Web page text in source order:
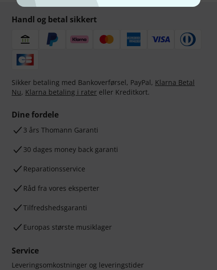
Handl og betal sikkert
Sikker betaling med Bankoverførsel, PayPal, Klarna Betal
Nu, Klarna betaling i rater eller Kreditkort.
Dine fordele
3 års Thomann Garanti
30 dages money back garanti
Reparationsservice
Råd fra vores eksperter
Tilfredshedsgaranti
Europas største musiklager
Service
Leveringsomkostninger og leveringstider